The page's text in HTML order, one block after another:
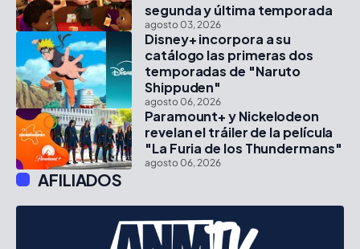
segunda y última temporada
agosto 03, 2026
Disney+ incorpora a su
catálogo las primeras dos
temporadas de "Naruto
Shippuden"
agosto 06, 2026
Paramount+ y Nickelodeon
revelan el tráiler de la película
"La Furia de los Thundermans"
agosto 06, 2026
AFILIADOS